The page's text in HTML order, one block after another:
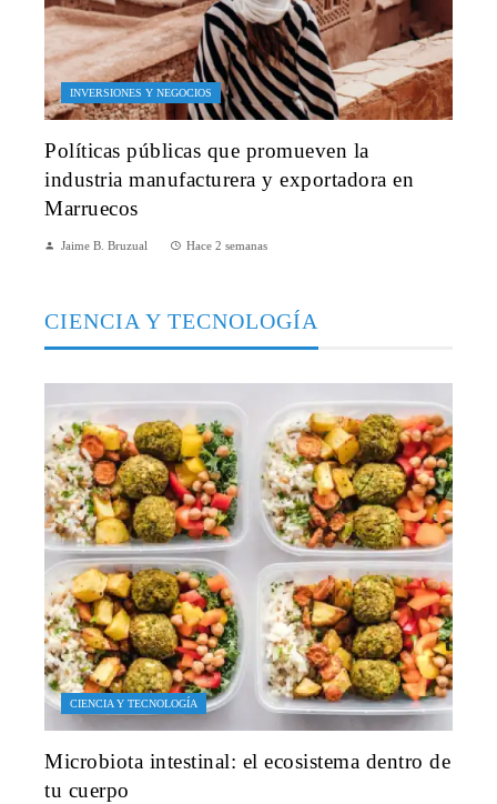
INVERSIONES Y NEGOCIOS
Políticas públicas que promueven la
industria manufacturera y exportadora en
Marruecos
Jaime B. Bruzual Hace 2 semanas
CIENCIA Y TECNOLOGÍA
CIENCIA Y TECNOLOGÍA
Microbiota intestinal: el ecosistema dentro de
tu cuerpo